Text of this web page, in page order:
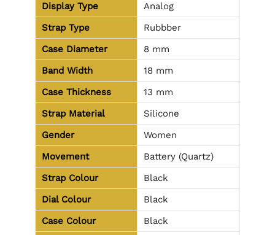
Display Type
Analog
Strap Type
Rubbber
Case Diameter
8 mm
Band Width
18 mm
Case Thickness
13 mm
Strap Material
Silicone
Gender
Women
Movement
Battery (Quartz)
Strap Colour
Black
Dial Colour
Black
Case Colour
Black